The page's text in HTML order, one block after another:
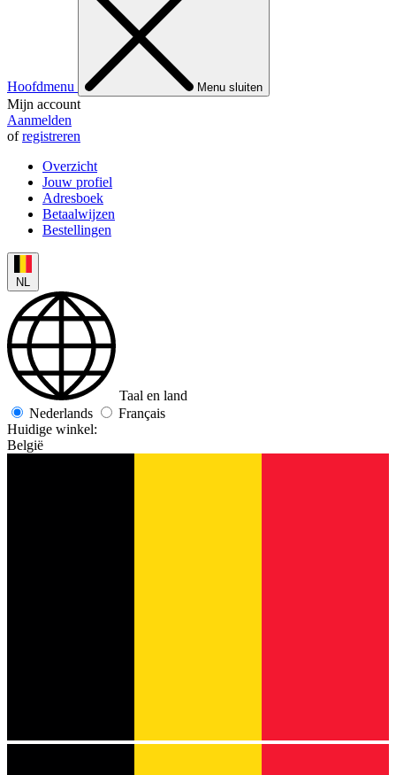
Hoofdmenu Menu sluiten
Mijn account
Aanmelden
ofregistreren
Overzicht
Jouw profiel
Adresboek
Betaalwijzen
Bestellingen
NL
Taal en land
Nederlands
Français
Huidige winkel:
België